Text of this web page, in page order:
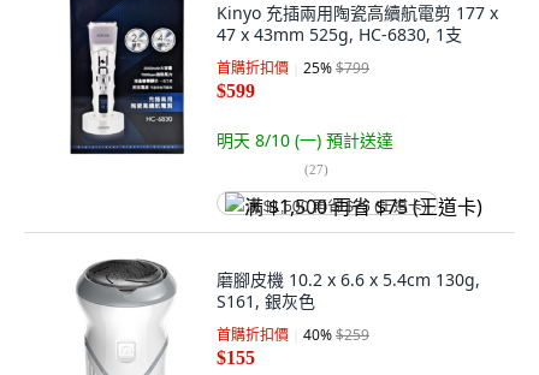
Kinyo 充插兩用陶瓷高續航電剪 177 x
47 x 43mm 525g, HC-6830, 1支
首購折扣價 25%$799
$599
明天 8/10 (一) 預計送達
(27)
满 $1,500 再省 $75 (王道卡)
磨腳皮機 10.2 x 6.6 x 5.4cm 130g,
S161, 銀灰色
首購折扣價 40%$259
$155